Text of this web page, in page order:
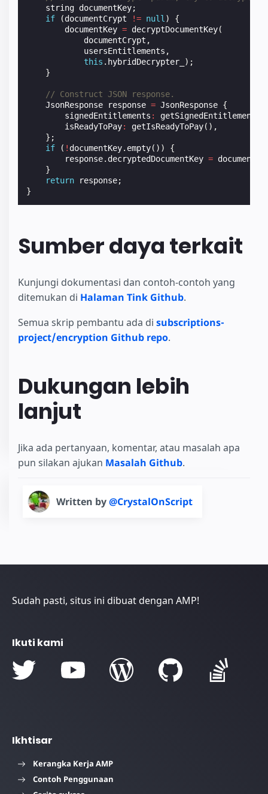
string documentKey;
if
(documentCrypt != null )
{
documentKey = decryptDocumentKey(
documentCrypt ,
usersEntitlements ,
this . hybridDecrypter_
);
}
// Construct JSON response.
JsonResponse
response = JsonResponse {
signedEntitlements : getSignedEntitlements
isReadyToPay: getIsReadyToPay(),
};
if
( ! documentKey. empty())
{
response. decryptedDocumentKey =
}
return
response;
}
Sumber daya terkait
Kunjungi dokumentasi dan contoh-contoh yang
ditemukan di Halaman Tink Github.
Semua skrip pembantu ada di subscriptions-
project/encryption Github repo.
Dukungan lebih
lanjut
Jika ada pertanyaan, komentar, atau masalah apa
pun silakan ajukan Masalah Github.
Written by@CrystalOnScript
Sudah pasti, situs ini dibuat dengan AMP!
Ikuti kami
Ikhtisar
Kerangka Kerja AMP
Contoh Penggunaan